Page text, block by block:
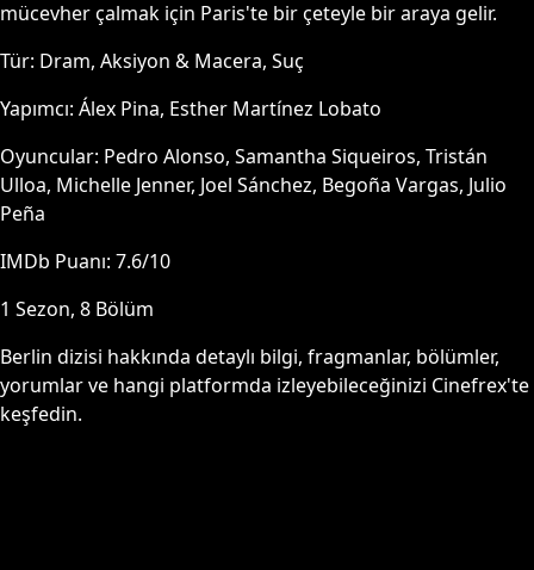
mücevher çalmak için Paris'te bir çeteyle bir araya gelir.
Tür: Dram, Aksiyon & Macera, Suç
Yapımcı: Álex Pina, Esther Martínez Lobato
Oyuncular: Pedro Alonso, Samantha Siqueiros, Tristán
Ulloa, Michelle Jenner, Joel Sánchez, Begoña Vargas, Julio
Peña
IMDb Puanı: 7.6/10
1 Sezon, 8 Bölüm
Berlin dizisi hakkında detaylı bilgi, fragmanlar, bölümler,
yorumlar ve hangi platformda izleyebileceğinizi Cinefrex'te
keşfedin.